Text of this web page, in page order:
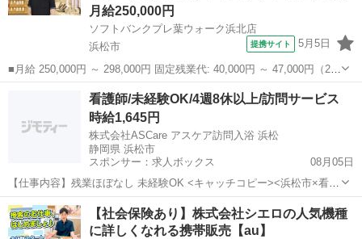
月給250,000円
ソフトバンクプレ葉ウォーク浜北店
浜松市
提携サイト 5月5日
■月給 250,000円 ～ 298,000円 固定残業代: 40,000円 ～ 47,000円（26
時間相当） ＊時間外手当は時間外労働の有無にかかわらず、固定残業
代として支給し、相当時間を超える時間外労働分は法定どおり追...
浜松市 携帯ショップ
看護師/未経験OK/4週8休以上/訪問サービス
時給1,645円
株式会社ASCare アスケア訪問入浴 浜松
静岡県 浜松市
スポンサー：求人ボックス
08月05日
【仕事内容】残業ほぼなし 未経験OK <キャッチコピー><浜松市×看護
師><パート>訪問入浴の看護師 介護未経験者ブランクのある方も看護
師の資格を活かして働きませんか。Wワークにも! <お仕事内容><1.>
訪問入浴車に同乗し、お客...
アルバイト・パート
【社会保険あり】株式会社シエロの人気機種
に詳しくなれる携帯販売【au】